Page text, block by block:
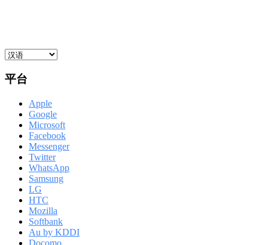
平台
Apple
Google
Microsoft
Facebook
Messenger
Twitter
WhatsApp
Samsung
LG
HTC
Mozilla
Softbank
Au by KDDI
Docomo